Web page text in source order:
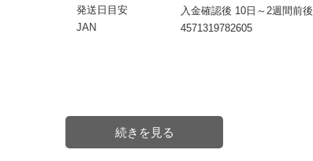
発送日目安
入金確認後 10日～2週間前後
JAN
4571319782605